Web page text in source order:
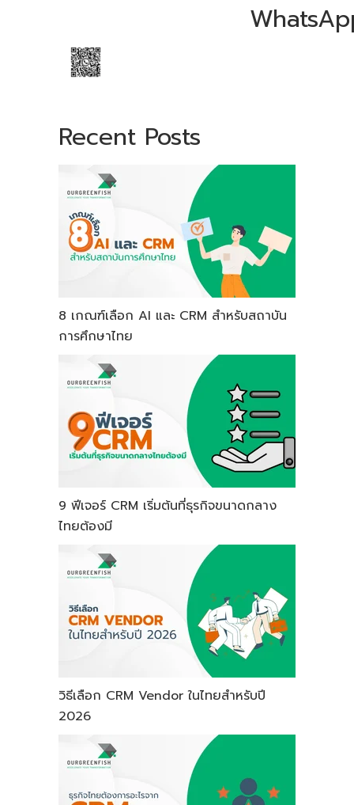
Recent Posts
8 เกณฑ์เลือก AI และ CRM สำหรับสถาบัน
การศึกษาไทย
9 ฟีเจอร์ CRM เริ่มต้นที่ธุรกิจขนาดกลาง
ไทยต้องมี
วิธีเลือก CRM Vendor ในไทยสำหรับปี
2026